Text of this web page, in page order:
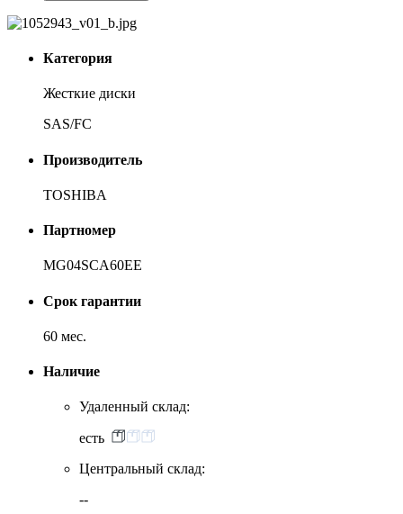
Категория
Жесткие диски
SAS/FC
Производитель
TOSHIBA
Партномер
MG04SCA60EE
Срок гарантии
60 мес.
Наличие
Удаленный склад:
есть
Центральный склад:
--